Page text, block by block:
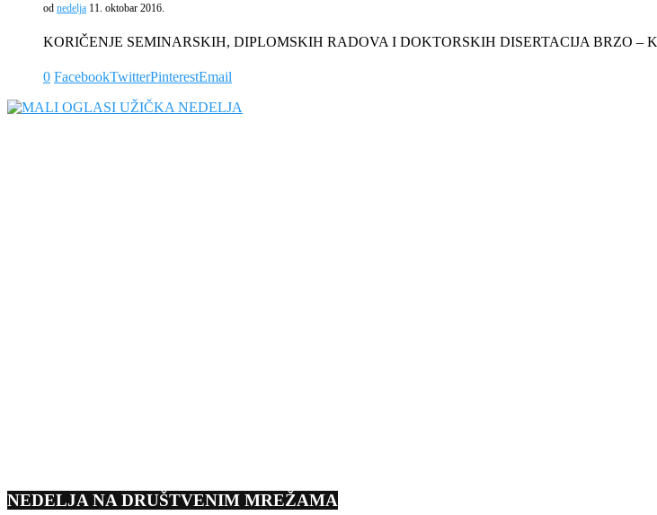
od nedelja 11. oktobar 2016.
KORIČENJE SEMINARSKIH, DIPLOMSKIH RADOVA I DOKTORSKIH DISERTACIJA BRZO –
0 FacebookTwitterPinterestEmail
NEDELJA NA DRUŠTVENIM MREŽAMA